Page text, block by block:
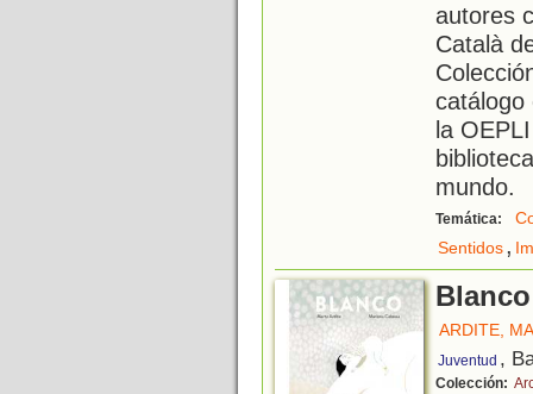
autores
Català
catálogo
la
mundo.
Temática:
Sentidos,
Blanco
ARDITE,
Juventud ,
Colección: